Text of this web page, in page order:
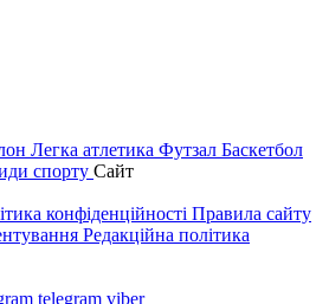
Легка атлетика Футзал Баскетбол
спорту Сайт
конфіденційності Правила сайту
Редакційна політика
telegram viber